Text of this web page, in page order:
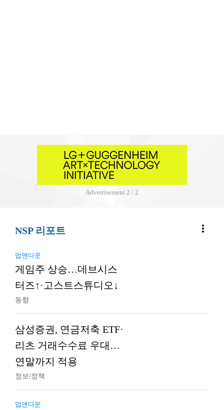
Advertisement 2 / 2
NSP 리포트 more_vert
업앤다운
게임주 상승…데브시스
터즈↑·고스트스튜디오↓
동향
삼성증권, 연금저축 ETF·
리츠 거래수수료 우대…
연말까지 적용
정보/정책
업앤다운